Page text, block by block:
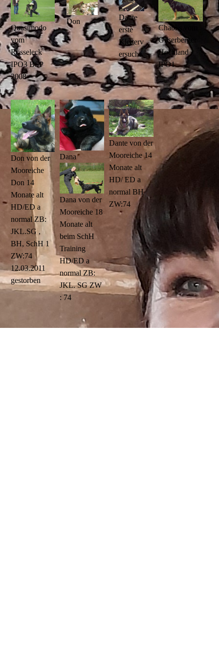
Quasimodo
vom
Rosseleck
IPO3 BSP
2008
Don
Dante
erste
Kletterv
ersuche
Chablis vom
Gilserberger
Hochland
IPO1
Don von der
Mooreiche
Don 14
Monate alt
HD/ED a
normal ZB:
JKL.SG ,
BH, SchH 1
ZW:74
12.03.2011
gestorben
Dana
Dana von der
Mooreiche 18
Monate alt
beim SchH
Training
HD/ED a
normal ZB:
JKL. SG ZW
: 74
Dante von der
Mooreiche 14
Monate alt
HD/ ED a
normal BH
ZW:74